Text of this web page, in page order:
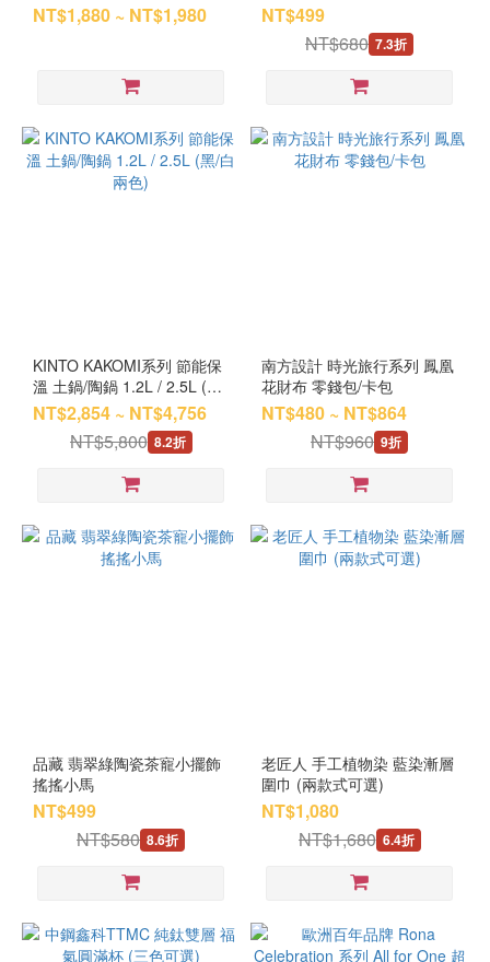
NT$1,880 ~ NT$1,980
NT$499
NT$680 7.3折
KINTO KAKOMI系列 節能保
溫 土鍋/陶鍋 1.2L / 2.5L (黑/
白 兩色)
NT$2,854 ~ NT$4,756
NT$5,800 8.2折
南方設計 時光旅行系列 鳳凰
花財布 零錢包/卡包
NT$480 ~ NT$864
NT$960 9折
品藏 翡翠綠陶瓷茶寵小擺飾
搖搖小馬
NT$499
NT$580 8.6折
老匠人 手工植物染 藍染漸層
圍巾 (兩款式可選)
NT$1,080
NT$1,680 6.4折